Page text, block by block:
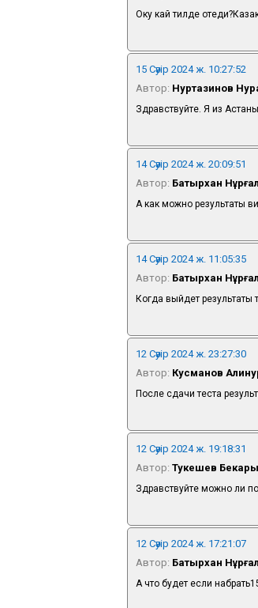
Оку кай тилде
15 Сәуір 2024 ж. 10:27:52
Автор: Нуртазинов
Здравствуйте. Я из
14 Сәуір 2024 ж. 20:09:51
Автор: Батырхан
А как можно результаты
14 Сәуір 2024 ж. 11:05:35
Автор: Батырхан
Когда выйдет результаты
12 Сәуір 2024 ж. 23:27:30
Автор: Кусманов
После сдачи теста
12 Сәуір 2024 ж. 19:18:31
Автор: Тукешев
Здравствуйте можно ли
12 Сәуір 2024 ж. 17:21:07
Автор: Батырхан
А что будет если